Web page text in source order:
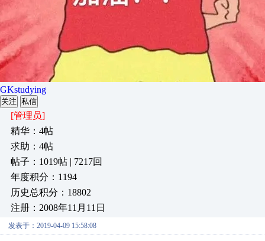
GKstudying
关注 私信
[管理员]
精华：4帖
求助：4帖
帖子：1019帖 | 7217回
年度积分：1194
历史总积分：18802
注册：2008年11月11日
发表于：2019-04-09 15:58:08